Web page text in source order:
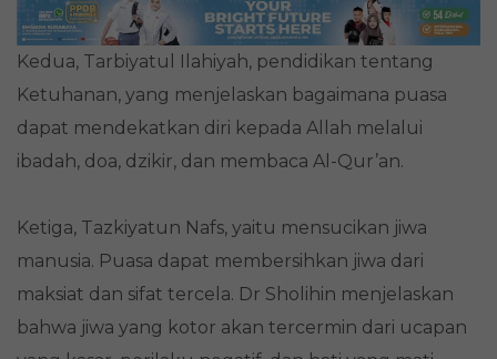
Kedua, Tarbiyatul Ilahiyah, pendidikan tentang
Ketuhanan, yang menjelaskan bagaimana puasa
dapat mendekatkan diri kepada Allah melalui
ibadah, doa, dzikir, dan membaca Al-Qur’an.
Ketiga, Tazkiyatun Nafs, yaitu mensucikan jiwa
manusia. Puasa dapat membersihkan jiwa dari
maksiat dan sifat tercela. Dr Sholihin menjelaskan
bahwa jiwa yang kotor akan tercermin dari ucapan